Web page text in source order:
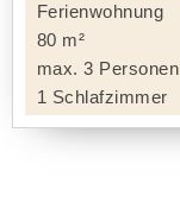
Ferienwohnung
80 m²
max. 3 Personen
1 Schlafzimmer